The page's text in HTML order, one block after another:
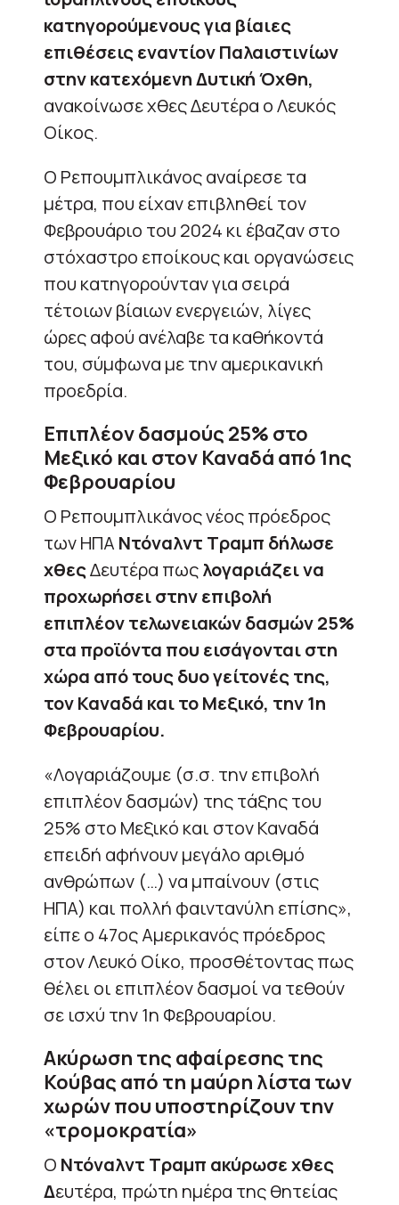
κατηγορούμενους για βίαιες
επιθέσεις εναντίον Παλαιστινίων
στην κατεχόμενη Δυτική Όχθη,
ανακοίνωσε χθες Δευτέρα ο Λευκός
Οίκος.
Ο Ρεπουμπλικάνος αναίρεσε τα
μέτρα, που είχαν επιβληθεί τον
Φεβρουάριο του 2024 κι έβαζαν στο
στόχαστρο εποίκους και οργανώσεις
που κατηγορούνταν για σειρά
τέτοιων βίαιων ενεργειών, λίγες
ώρες αφού ανέλαβε τα καθήκοντά
του, σύμφωνα με την αμερικανική
προεδρία.
Επιπλέον δασμούς 25% στο
Μεξικό και στον Καναδά από 1ης
Φεβρουαρίου
Ο Ρεπουμπλικάνος νέος πρόεδρος
των ΗΠΑ Ντόναλντ Τραμπ δήλωσε
χθεςΔευτέρα πωςλογαριάζει να
προχωρήσει στην επιβολή
επιπλέον τελωνειακών δασμών 25%
στα προϊόντα που εισάγονται στη
χώρα από τους δυο γείτονές της,
τον Καναδά και το Μεξικό, την 1η
Φεβρουαρίου.
«Λογαριάζουμε (σ.σ. την επιβολή
επιπλέον δασμών) της τάξης του
25% στο Μεξικό και στον Καναδά
επειδή αφήνουν μεγάλο αριθμό
ανθρώπων (…) να μπαίνουν (στις
ΗΠΑ) και πολλή φαιντανύλη επίσης»,
είπε ο 47ος Αμερικανός πρόεδρος
στον Λευκό Οίκο, προσθέτοντας πως
θέλει οι επιπλέον δασμοί να τεθούν
σε ισχύ την 1η Φεβρουαρίου.
Ακύρωση της αφαίρεσης της
Κούβας από τη μαύρη λίστα των
χωρών που υποστηρίζουν την
«τρομοκρατία»
Ο Ντόναλντ Τραμπ ακύρωσε χθες
Δευτέρα, πρώτη ημέρα της θητείας